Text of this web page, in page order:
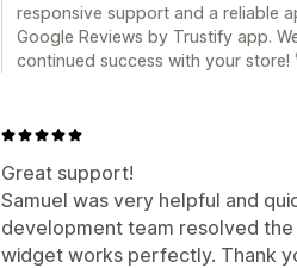
responsive support and a reliable
Google Reviews by Trustify app.
continued success with your store!
Great support!
Samuel was very helpful and
development team resolved
widget works perfectly. Thank